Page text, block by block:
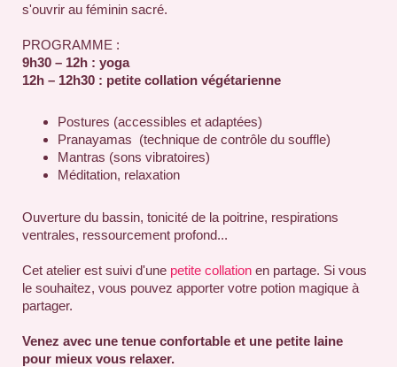
s'ouvrir au féminin sacré.
PROGRAMME :
9h30 – 12h : yoga
12h – 12h30 : petite collation végétarienne
Postures (accessibles et adaptées)
Pranayamas (technique de contrôle du souffle)
Mantras (sons vibratoires)
Méditation, relaxation
Ouverture du bassin, tonicité de la poitrine, respirations
ventrales, ressourcement profond...
Cet atelier est suivi d'une petite collation en partage. Si vous
le souhaitez, vous pouvez apporter votre potion magique à
partager.
Venez avec une tenue confortable et une petite laine
pour mieux vous relaxer.